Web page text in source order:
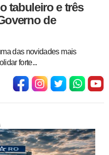
tabuleiro e três
de
das novidades mais
forte...